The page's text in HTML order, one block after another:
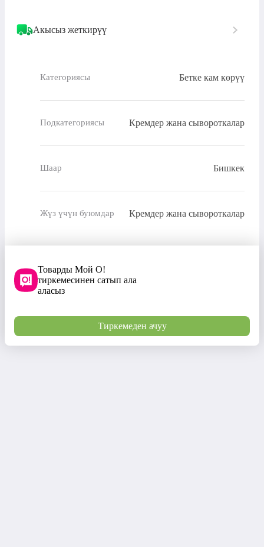
Акысыз жеткирүү
Категориясы Бетке кам көрүү
Подкатегориясы Кремдер жана сывороткалар
Шаар Бишкек
Жүз үчүн буюмдар Кремдер жана сывороткалар
Товарды Мой О!
тиркемесинен сатып ала
аласыз
Тиркемеден ачуу